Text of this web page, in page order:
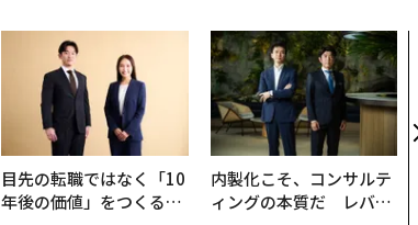
目先の転職ではなく「10
年後の価値」をつくる─
内製化こそ、コンサルテ
ィングの本質だ レバレ